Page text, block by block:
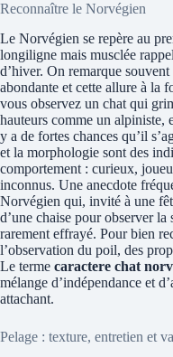
Reconnaître le Norvégien
Le Norvégien se repère au
longiligne mais musclée
d’hiver. On remarque souvent
abondante et cette allure à la
vous observez un chat qui
hauteurs comme un alpiniste,
y a de fortes chances qu’il
et la morphologie sont des
comportement : curieux,
inconnus. Une anecdote
Norvégien qui, invité à une
d’une chaise pour observer
rarement effrayé. Pour bien
l’observation du poil, des
Le terme caractere chat
mélange d’indépendance et
attachant.
Pelage : texture, entretien et